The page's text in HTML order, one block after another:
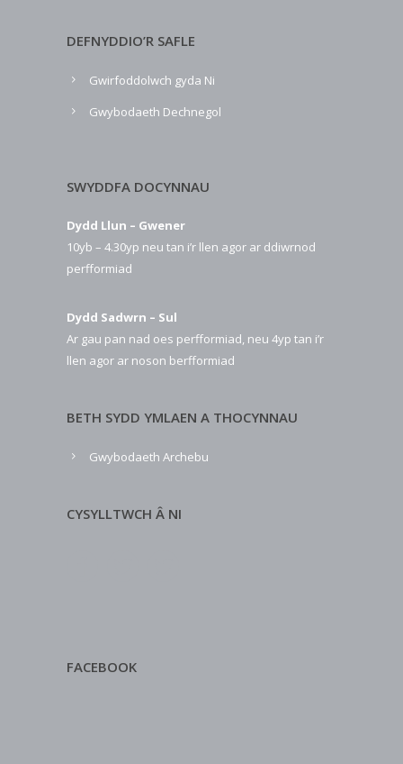
DEFNYDDIO’R SAFLE
Gwirfoddolwch gyda Ni
Gwybodaeth Dechnegol
SWYDDFA DOCYNNAU
Dydd Llun – Gwener
10yb – 4.30yp neu tan i’r llen agor ar ddiwrnod
perfformiad
Dydd Sadwrn – Sul
Ar gau pan nad oes perfformiad, neu 4yp tan i’r
llen agor ar noson berfformiad
BETH SYDD YMLAEN A THOCYNNAU
Gwybodaeth Archebu
CYSYLLTWCH Â NI
FACEBOOK